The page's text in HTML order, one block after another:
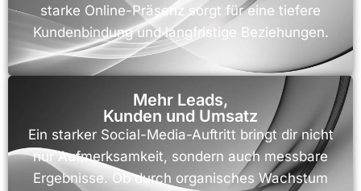
starke Online-Präsenz sorgt für eine tiefere
Kundenbindung und langfristige Beziehungen.
Mehr Leads,
Kunden und Umsatz
Ein starker Social-Media-Auftritt bringt dir nicht
nur Aufmerksamkeit, sondern auch messbare
Ergebnisse. Ob durch organisches Wachstum